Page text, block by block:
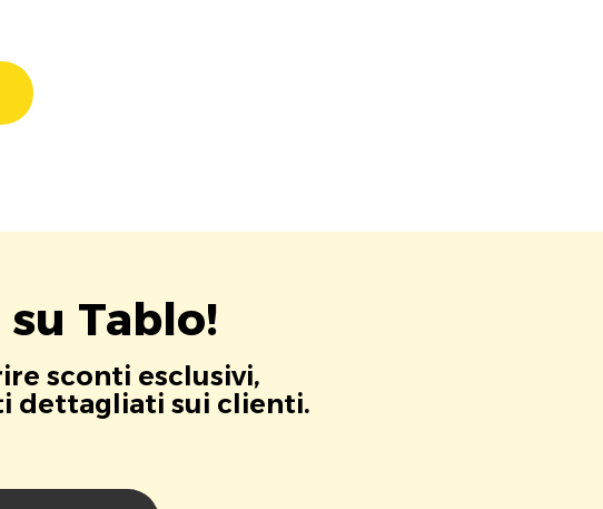
Tablo!
sconti esclusivi,
dettagliati sui clienti.